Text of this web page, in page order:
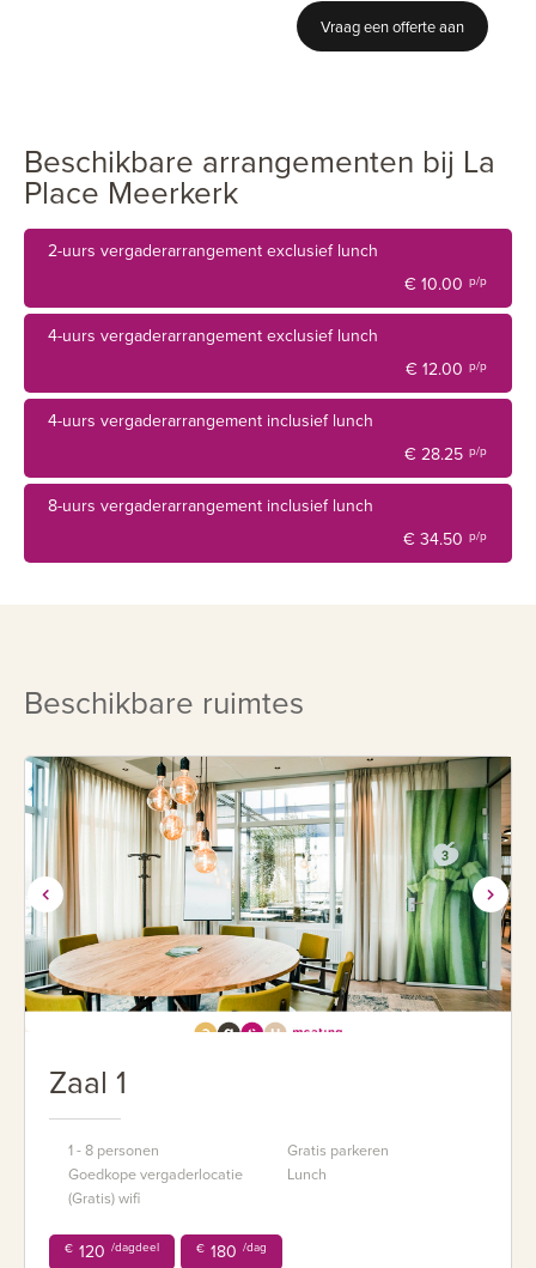
Vraag een offerte aan
Beschikbare arrangementen bij La
Place Meerkerk
2-uurs vergaderarrangement exclusief lunch
€ 10.00 p/p
4-uurs vergaderarrangement exclusief lunch
€ 12.00 p/p
4-uurs vergaderarrangement inclusief lunch
€ 28.25 p/p
8-uurs vergaderarrangement inclusief lunch
€ 34.50 p/p
Beschikbare ruimtes
Zaal 1
1 - 8 personen
Goedkope vergaderlocatie
(Gratis) wifi
Gratis parkeren
Lunch
€ 120 /dagdeel € 180 /dag